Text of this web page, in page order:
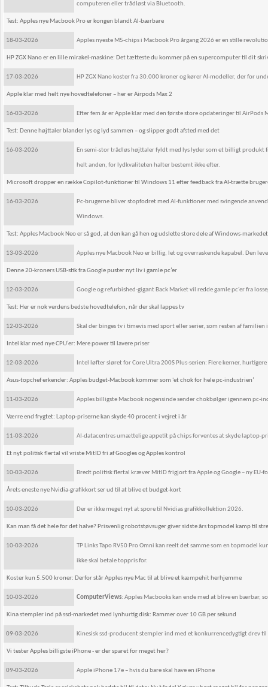
computeren eller trådløst via Bluetooth.
Test: Apples nye Macbook Pro er kongen blandt AI-bærbare
18-03-2026 Apples nyeste M5-chips i Macbook Pro årgang 2026 er en stille
HP ZGX Nano er en lille mirakel-maskine: Det tætteste du kommer på en supercomputer til dit
17-03-2026 HP ZGX Nano koster fra 30.000 kroner og kører AI-modeller, der for
Apple klar med helt nye hovedtelefoner – her er Airpods Max 2
16-03-2026 Efter fem år er Apple klar med den første store opdateringer til AirPods
Test: Denne højttaler blander lys og lyd sammen – og slipper godt afsted med det
16-03-2026 En semi-stor trådløs højttaler fyldt med lys lyder som et billigt produkt
helt anden, for lydkvaliteten halter bestemt ikke efter.
Microsoft dropper en række Copilot-funktioner til Windows 11 efter feedback fra AI-trætte
16-03-2026 Pc-brugerne bliver stopfodret med AI-funktioner med svingende
Windows.
Test: Apples Macbook Neo er så god, at den kan gå hen og udslette store dele af Windows-markedet
13-03-2026 Apples nye Macbook Neo er billig, let og overraskende kapabel. Den
Denne 20-kroners USB-stik fra Google puster nyt liv i gamle pc’er
12-03-2026 Google og refurbished-gigant Back Market vil redde gamle pc'er fra
Test: Her er nok verdens bedste hovedtelefon, når der skal lappes tv
12-03-2026 Skal der binges tv i timevis med sport eller serier, som resten af
Intel klar med nye CPU’er: Mere power til lavere priser
12-03-2026 Intel løfter sløret for Core Ultra 200S Plus-serien: Flere kerner,
Asus-topchef erkender: Apples budget-Macbook kommer som 'et chok for hele pc-industrien’
11-03-2026 Apples billigste Macbook nogensinde sender chokbølger igennem pc-
Værre end frygtet: Laptop-priserne kan skyde 40 procent i vejret i år
11-03-2026 AI-datacentres umættelige appetit på chips forventes at skyde laptop-
Et nyt politisk flertal vil vriste MitID fri af Googles og Apples kontrol
10-03-2026 Bredt politisk flertal kræver MitID frigjort fra Apple og Google – ny EU-
Årets eneste nye Nvidia-grafikkort ser ud til at blive et budget-kort
10-03-2026 Der er ikke meget nyt at spore til Nvidias grafikkollektion 2026.
Kan man få det hele for det halve? Prisvenlig robotstøvsuger giver sidste års topmodel kamp til
10-03-2026 TP Links Tapo RV50 Pro Omni kan reelt det samme som en topmodel
ikke skal betale toppris for.
Koster kun 5.500 kroner: Derfor står Apples nye Mac til at blive et kæmpehit herhjemme
10-03-2026 ComputerViews: Apples Macbooks kan ende med at blive en bærbar,
Kina stempler ind på ssd-markedet med lynhurtig disk: Rammer over 10 GB per sekund
09-03-2026 Kinesisk ssd-producent stempler ind med et konkurrencedygtigt drev
Vi tester Apples billigste iPhone - er der sparet for meget her?
09-03-2026 Apple iPhone 17e – hvis du bare skal have en iPhone